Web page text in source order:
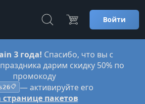
Войти
3 года! Спасибо, что вы с
дарим скидку 50% по
промокоду
📋 — активируйте его
странице пакетов